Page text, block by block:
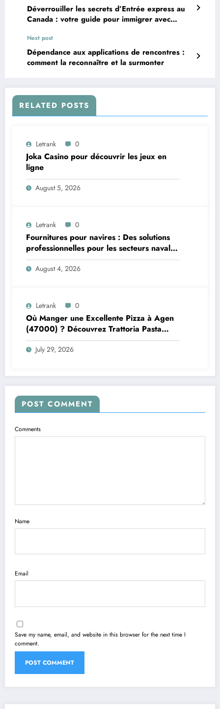
Déverrouiller les secrets d’Entrée express au
Canada : votre guide pour immigrer avec
Next post
Dépendance aux applications de rencontres :
comment la reconnaître et la surmonter
RELATED POSTS
Letrank 0
Joka Casino pour découvrir les jeux en
ligne
August 5, 2026
Letrank 0
Fournitures pour navires : Des solutions
professionnelles pour les secteurs naval et
offshore
August 4, 2026
Letrank 0
Où Manger une Excellente Pizza à Agen
(47000) ? Découvrez Trattoria Pasta
Pizza Brax
July 29, 2026
POST COMMENT
Comments
Name
Email
Save my name, email, and website in this browser for the next time I
comment.